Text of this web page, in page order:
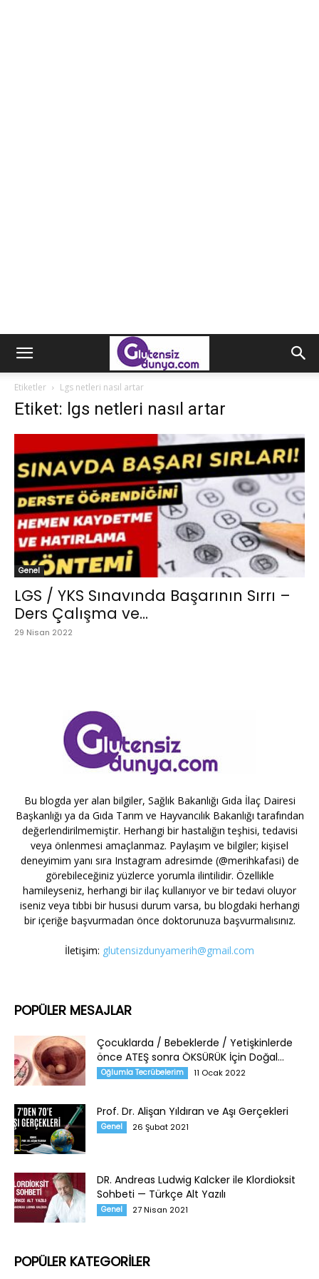
Etiketler Lgs netleri nasıl artar
Etiket: lgs netleri nasıl artar
Genel
LGS / YKS Sınavında Başarının Sırrı –
Ders Çalışma ve...
29 Nisan 2022
Bu blogda yer alan bilgiler, Sağlık Bakanlığı Gıda İlaç Dairesi
Başkanlığı ya da Gıda Tarım ve Hayvancılık Bakanlığı tarafından
değerlendirilmemiştir. Herhangi bir hastalığın teşhisi, tedavisi
veya önlenmesi amaçlanmaz. Paylaşım ve bilgiler; kişisel
deneyimim yanı sıra Instagram adresimde (@merihkafasi) de
görebileceğiniz yüzlerce yorumla ilintilidir. Özellikle
hamileyseniz, herhangi bir ilaç kullanıyor ve bir tedavi oluyor
iseniz veya tıbbi bir hususi durum varsa, bu blogdaki herhangi
bir içeriğe başvurmadan önce doktorunuza başvurmalısınız.
İletişim: glutensizdunyamerih@gmail.com
POPÜLER MESAJLAR
Çocuklarda / Bebeklerde / Yetişkinlerde
önce ATEŞ sonra ÖKSÜRÜK İçin Doğal...
Oğlumla Tecrübelerim 11 Ocak 2022
Prof. Dr. Alişan Yıldıran ve Aşı Gerçekleri
Genel 26 Şubat 2021
DR. Andreas Ludwig Kalcker ile Klordioksit
Sohbeti — Türkçe Alt Yazılı
Genel 27 Nisan 2021
POPÜLER KATEGORİLER